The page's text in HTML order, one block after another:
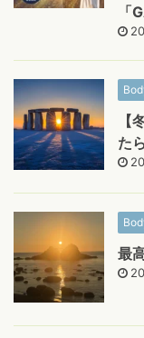
「
【
たら
最